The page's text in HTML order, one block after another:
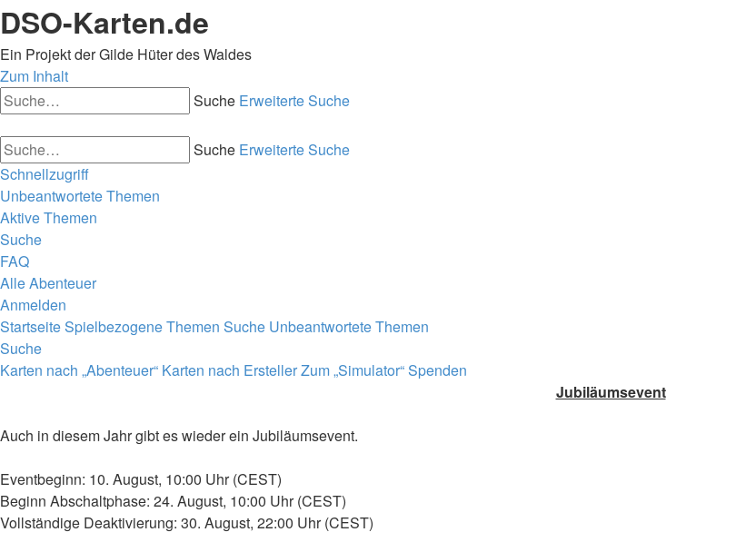
DSO-Karten.de
Ein Projekt der Gilde Hüter des Waldes
Zum Inhalt
Suche Erweiterte Suche
Suche Erweiterte Suche
Schnellzugriff
Unbeantwortete Themen
Aktive Themen
Suche
FAQ
Alle Abenteuer
Anmelden
StartseiteSpielbezogene Themen Suche Unbeantwortete Themen
Suche
Karten nach „Abenteuer“ Karten nach ErstellerZum „Simulator“Spenden
Jubiläumsevent
Auch in diesem Jahr gibt es wieder ein Jubiläumsevent.
Eventbeginn: 10. August, 10:00 Uhr (CEST)
Beginn Abschaltphase: 24. August, 10:00 Uhr (CEST)
Vollständige Deaktivierung: 30. August, 22:00 Uhr (CEST)